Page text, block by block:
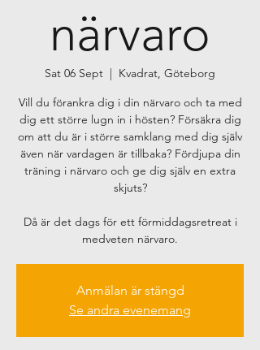
närvaro
Sat 06 Sept
  |
Kvadrat, Göteborg
Vill du förankra dig i din närvaro och ta med
dig ett större lugn in i hösten? Försäkra dig
om att du är i större samklang med dig själv
även när vardagen är tillbaka? Fördjupa din
träning i närvaro och ge dig själv en extra
skjuts?
Då är det dags för ett förmiddagsretreat i
medveten närvaro.
Anmälan är stängd
Se andra evenemang